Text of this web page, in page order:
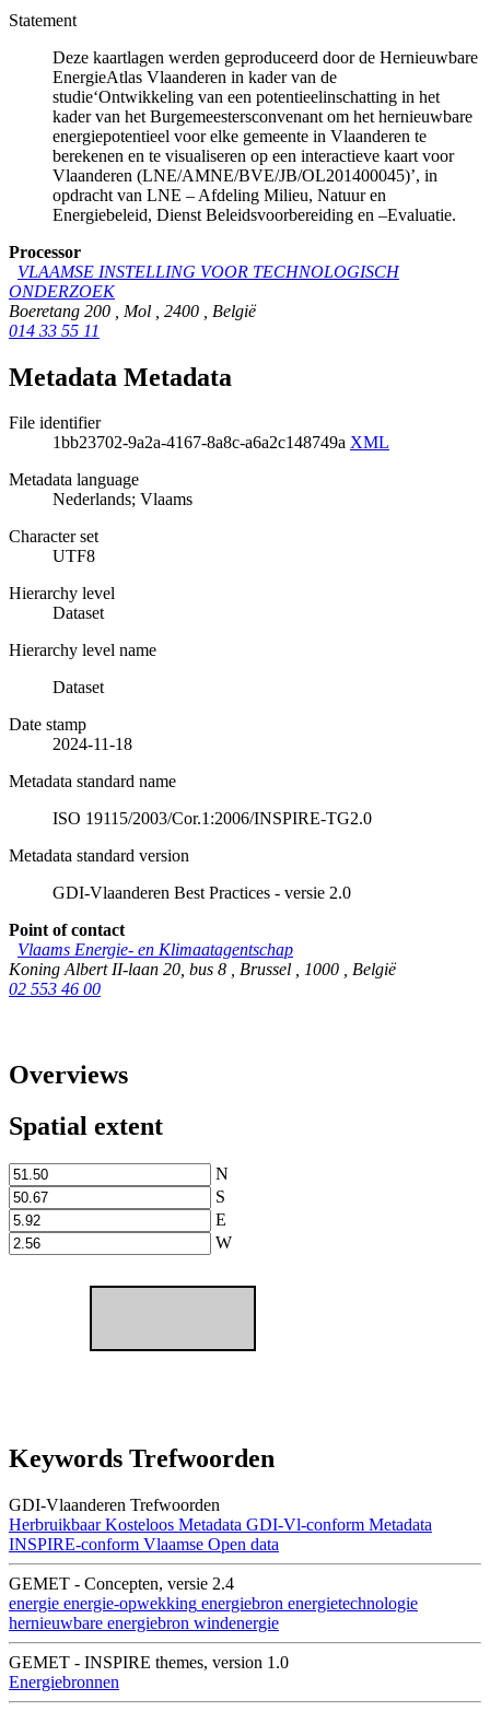
Statement
Deze kaartlagen werden geproduceerd door de Hernieuwbare
EnergieAtlas Vlaanderen in kader van de
studie‘Ontwikkeling van een potentieelinschatting in het
kader van het Burgemeestersconvenant om het hernieuwbare
energiepotentieel voor elke gemeente in Vlaanderen te
berekenen en te visualiseren op een interactieve kaart voor
Vlaanderen (LNE/AMNE/BVE/JB/OL201400045)’, in
opdracht van LNE – Afdeling Milieu, Natuur en
Energiebeleid, Dienst Beleidsvoorbereiding en –Evaluatie.
Processor
VLAAMSE INSTELLING VOOR TECHNOLOGISCH
ONDERZOEK
Boeretang 200
Mol 2400
België
014 33 55 11
Metadata Metadata
File identifier
1bb23702-9a2a-4167-8a8c-a6a2c148749a XML
Metadata language
Nederlands; Vlaams
Character set
UTF8
Hierarchy level
Dataset
Hierarchy level name
Dataset
Date stamp
2024-11-18
Metadata standard name
ISO 19115/2003/Cor.1:2006/INSPIRE-TG2.0
Metadata standard version
GDI-Vlaanderen Best Practices - versie 2.0
Point of contact
Vlaams Energie- en Klimaatagentschap
Koning Albert II-laan 20, bus 8 , Brussel , 1000 , België
02 553 46 00
Overviews
Spatial extent
N
S
E
W
Keywords Trefwoorden
GDI-Vlaanderen Trefwoorden
Herbruikbaar Kosteloos Metadata GDI-Vl-conform Metadata
INSPIRE-conform Vlaamse Open data
GEMET - Concepten, versie 2.4
energie energie-opwekking energiebron energietechnologie
hernieuwbare energiebron windenergie
GEMET - INSPIRE themes, version 1.0
Energiebronnen